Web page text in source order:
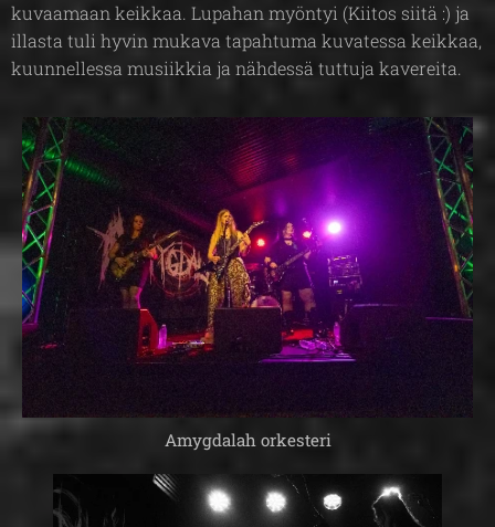
kuvaamaan keikkaa. Lupahan myöntyi (Kiitos siitä :) ja
illasta tuli hyvin mukava tapahtuma kuvatessa keikkaa,
kuunnellessa musiikkia ja nähdessä tuttuja kavereita.
Amygdalah orkesteri